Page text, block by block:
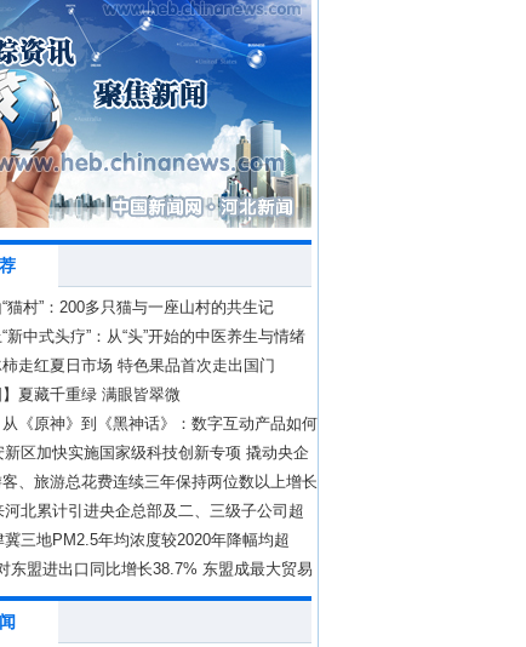
猫村”：200多只猫与一座山村的共生记
新中式头疗”：从“头”开始的中医养生与情绪
走红夏日市场 特色果品首次走出国门
】夏藏千重绿 满眼皆翠微
从《原神》到《黑神话》：数字互动产品如何
？
新区加快实施国家级科技创新专项 撬动央企
、旅游总花费连续三年保持两位数以上增长
河北累计引进央企总部及二、三级子公司超
冀三地PM2.5年均浓度较2020年降幅均超
东盟进出口同比增长38.7% 东盟成最大贸易